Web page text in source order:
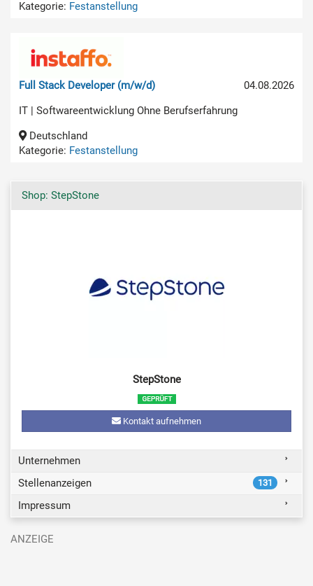
Kategorie: Festanstellung
04.08.2026
Full Stack Developer (m/w/d)
IT | Softwareentwicklung Ohne Berufserfahrung
Deutschland
Kategorie: Festanstellung
Shop: StepStone
StepStone
Kontakt aufnehmen
Unternehmen
Stellenanzeigen
131
Impressum